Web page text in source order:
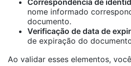
Correspondência de
nome informado
documento.
Verificação de data de
de expiração do
Ao validar esses elementos,